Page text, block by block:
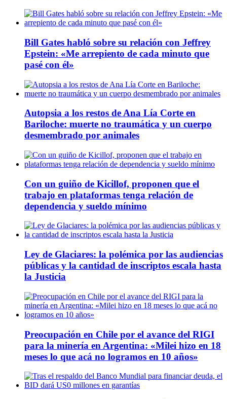
Bill Gates habló sobre su relación con Jeffrey
Epstein: «Me arrepiento de cada minuto que
pasé con él»
Autopsia a los restos de Ana Lía Corte en
Bariloche: muerte no traumática y un cuerpo
desmembrado por animales
Con un guiño de Kicillof, proponen que el
trabajo en plataformas tenga relación de
dependencia y sueldo mínimo
Ley de Glaciares: la polémica por las audiencias
públicas y la cantidad de inscriptos escala hasta
la Justicia
Preocupación en Chile por el avance del RIGI
para la minería en Argentina: «Milei hizo en 18
meses lo que acá no logramos en 10 años»